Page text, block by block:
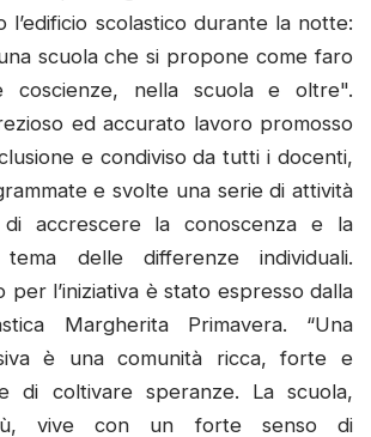
l’edificio scolastico durante la notte:
scuola che si propone come faro
coscienze, nella scuola e oltre".
ed accurato lavoro promosso
e condiviso da tutti i docenti,
e svolte una serie di attività
di accrescere la conoscenza e la
delle differenze individuali.
per l’iniziativa è stato espresso dalla
Margherita Primavera. “Una
è una comunità ricca, forte e
di coltivare speranze. La scuola,
vive con un forte senso di